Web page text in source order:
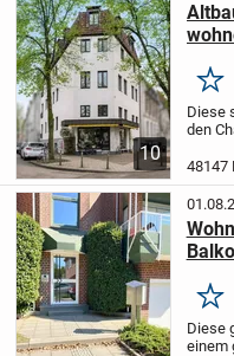
10
Diese
den
auf ca.
eine
oder...
48147
Diese
einem